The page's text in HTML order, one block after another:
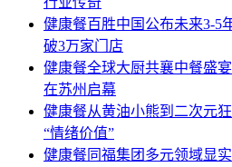
健康餐百胜中国公布未来3-
破3万家门店
健康餐全球大厨共襄中餐盛
在苏州启幕
健康餐从黄油小熊到二次元
“情绪价值”
健康餐同福集团多元领域显